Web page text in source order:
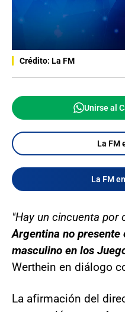
Crédito: La FM
Unirse al
La FM
La FM
"Hay un cincuenta por
Argentina no presente
masculino en los
Werthein en diálogo
La afirmación del